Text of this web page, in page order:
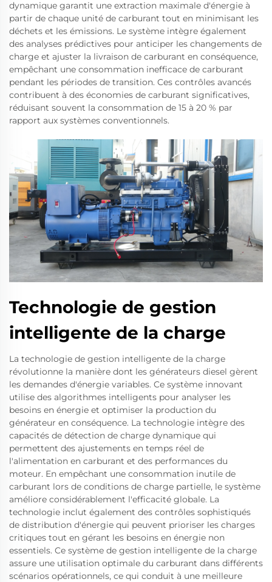
dynamique garantit une extraction maximale d'énergie à
partir de chaque unité de carburant tout en minimisant les
déchets et les émissions. Le système intègre également
des analyses prédictives pour anticiper les changements de
charge et ajuster la livraison de carburant en conséquence,
empêchant une consommation inefficace de carburant
pendant les périodes de transition. Ces contrôles avancés
contribuent à des économies de carburant significatives,
réduisant souvent la consommation de 15 à 20 % par
rapport aux systèmes conventionnels.
Technologie de gestion
intelligente de la charge
La technologie de gestion intelligente de la charge
révolutionne la manière dont les générateurs diesel gèrent
les demandes d'énergie variables. Ce système innovant
utilise des algorithmes intelligents pour analyser les
besoins en énergie et optimiser la production du
générateur en conséquence. La technologie intègre des
capacités de détection de charge dynamique qui
permettent des ajustements en temps réel de
l'alimentation en carburant et des performances du
moteur. En empêchant une consommation inutile de
carburant lors de conditions de charge partielle, le système
améliore considérablement l'efficacité globale. La
technologie inclut également des contrôles sophistiqués
de distribution d'énergie qui peuvent prioriser les charges
critiques tout en gérant les besoins en énergie non
essentiels. Ce système de gestion intelligente de la charge
assure une utilisation optimale du carburant dans différents
scénarios opérationnels, ce qui conduit à une meilleure